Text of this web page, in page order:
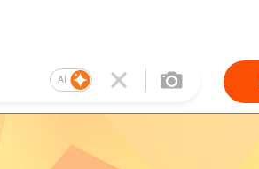
AI